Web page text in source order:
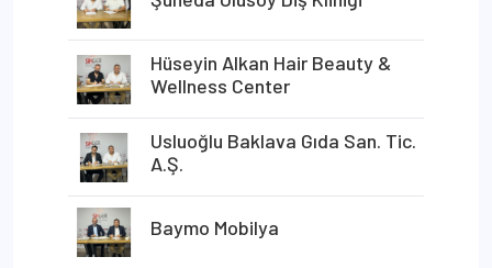
Hüseyin Alkan Hair Beauty &
Wellness Center
Usluoğlu Baklava Gıda San. Tic.
A.Ş.
Baymo Mobilya